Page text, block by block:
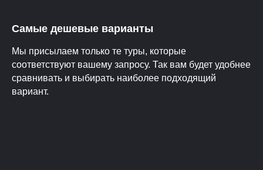
Самые дешевые варианты
Мы присылаем только те туры, которые
соответствуют вашему запросу. Так вам будет удобнее
сравнивать и выбирать наиболее подходящий
вариант.